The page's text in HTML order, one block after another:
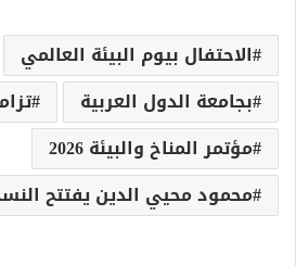
الاحتفال بيوم البيئة العالمي
بجامعة الدول العربية
مؤتمر المناخ والبيئة 2026
محمود محيي الدين يفتتح